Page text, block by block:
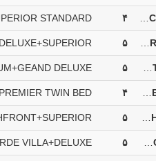
۴
۵
۵
۴
۵
۵